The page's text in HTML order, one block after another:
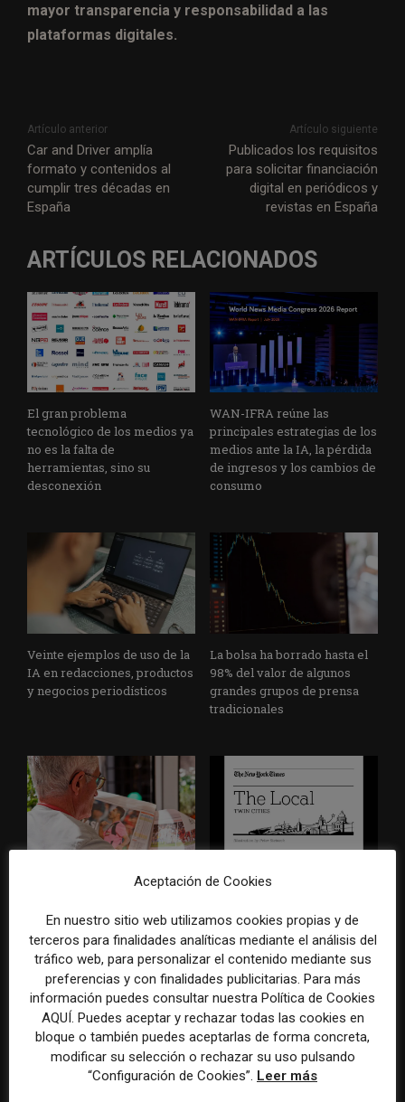
mayor transparencia y responsabilidad a las
plataformas digitales.
Artículo anterior
Car and Driver amplía
formato y contenidos al
cumplir tres décadas en
España
Artículo siguiente
Publicados los requisitos
para solicitar financiación
digital en periódicos y
revistas en España
ARTÍCULOS RELACIONADOS
El gran problema
tecnológico de los medios ya
no es la falta de
herramientas, sino su
desconexión
WAN-IFRA reúne las
principales estrategias de los
medios ante la IA, la pérdida
de ingresos y los cambios de
consumo
Veinte ejemplos de uso de la
IA en redacciones, productos
y negocios periodísticos
La bolsa ha borrado hasta el
98% del valor de algunos
grandes grupos de prensa
tradicionales
Los medios tienen audiencia,
cómo activar a los lectores
que siguen las noticias en
silencio
El buzón como nueva
medios para conquistar
ciudad a ciudad
Aceptación de Cookies
En nuestro sitio web utilizamos cookies propias y de
terceros para finalidades analíticas mediante el análisis del
tráfico web, para personalizar el contenido mediante sus
preferencias y con finalidades publicitarias. Para más
información puedes consultar nuestra Política de Cookies
AQUÍ. Puedes aceptar y rechazar todas las cookies en
bloque o también puedes aceptarlas de forma concreta,
modificar su selección o rechazar su uso pulsando
“Configuración de Cookies”. Leer más